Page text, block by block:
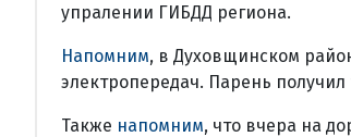
упралении ГИБДД региона.
Напомним, в Духовщинском
электропередач. Парень
Также напомним, что вчера на